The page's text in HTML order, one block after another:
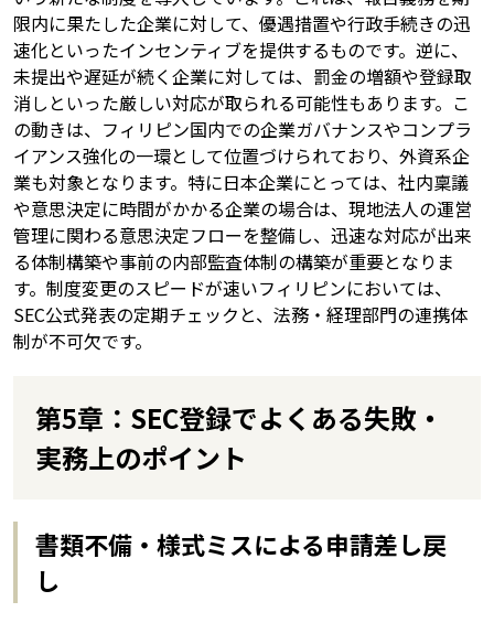
限内に果たした企業に対して、優遇措置や行政手続きの迅
速化といったインセンティブを提供するものです。逆に、
未提出や遅延が続く企業に対しては、罰金の増額や登録取
消しといった厳しい対応が取られる可能性もあります。こ
の動きは、フィリピン国内での企業ガバナンスやコンプラ
イアンス強化の一環として位置づけられており、外資系企
業も対象となります。特に日本企業にとっては、社内稟議
や意思決定に時間がかかる企業の場合は、現地法人の運営
管理に関わる意思決定フローを整備し、迅速な対応が出来
る体制構築や事前の内部監査体制の構築が重要となりま
す。制度変更のスピードが速いフィリピンにおいては、
SEC公式発表の定期チェックと、法務・経理部門の連携体
制が不可欠です。
第5章：SEC登録でよくある失敗・
実務上のポイント
書類不備・様式ミスによる申請差し戻
し